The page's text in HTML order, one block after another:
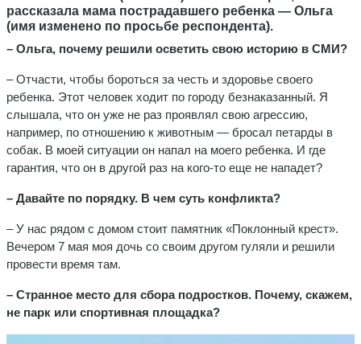
рассказала мама пострадавшего ребенка — Ольга
(имя изменено по просьбе респондента).
– Ольга, почему решили осветить свою историю в СМИ?
– Отчасти, чтобы бороться за честь и здоровье своего
ребенка. Этот человек ходит по городу безнаказанный. Я
слышала, что он уже не раз проявлял свою агрессию,
например, по отношению к животным — бросал петарды в
собак. В моей ситуации он напал на моего ребенка. И где
гарантия, что он в другой раз на кого-то еще не нападет?
– Давайте по порядку. В чем суть конфликта?
– У нас рядом с домом стоит памятник «Поклонный крест».
Вечером 7 мая моя дочь со своим другом гуляли и решили
провести время там.
– Странное место для сбора подростков. Почему, скажем,
не парк или спортивная площадка?